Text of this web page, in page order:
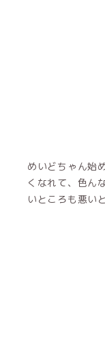
めいどちゃん始
くなれて、色ん
いところも悪い